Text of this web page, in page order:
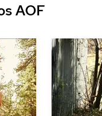
AOF